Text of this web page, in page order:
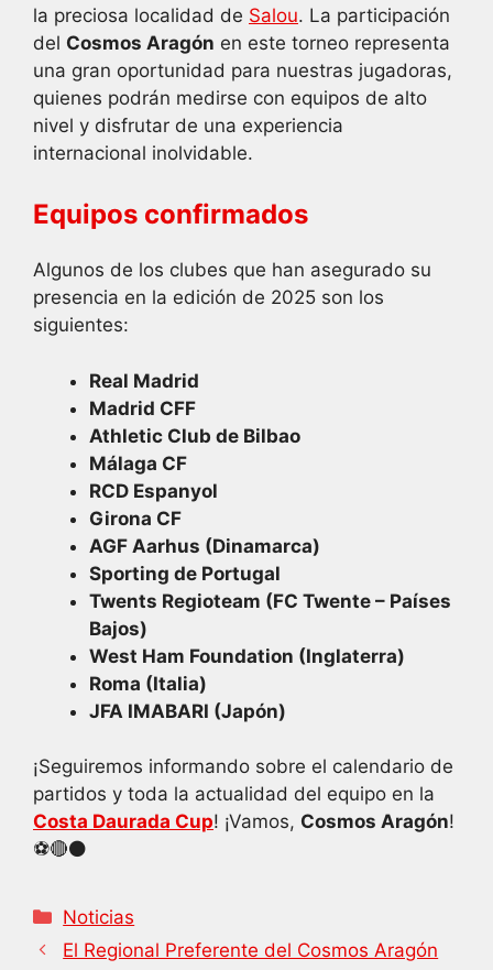
la preciosa localidad de Salou. La participación
del Cosmos Aragón en este torneo representa
una gran oportunidad para nuestras jugadoras,
quienes podrán medirse con equipos de alto
nivel y disfrutar de una experiencia
internacional inolvidable.
Equipos confirmados
Algunos de los clubes que han asegurado su
presencia en la edición de 2025 son los
siguientes:
Real Madrid
Madrid CFF
Athletic Club de Bilbao
Málaga CF
RCD Espanyol
Girona CF
AGF Aarhus (Dinamarca)
Sporting de Portugal
Twents Regioteam (FC Twente – Países
Bajos)
West Ham Foundation (Inglaterra)
Roma (Italia)
JFA IMABARI (Japón)
¡Seguiremos informando sobre el calendario de
partidos y toda la actualidad del equipo en la
Costa Daurada Cup! ¡Vamos, Cosmos Aragón!
⚽🔴⚫
Categorías
Noticias
El Regional Preferente del Cosmos Aragón